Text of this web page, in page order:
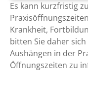
Es kann kurzfristig
Krankheit,
bitten Sie daher
Aushängen in der
Öffnungszeiten zu